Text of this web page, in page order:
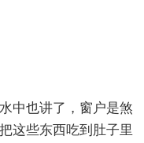
也讲了，窗户是煞
这些东西吃到肚子里